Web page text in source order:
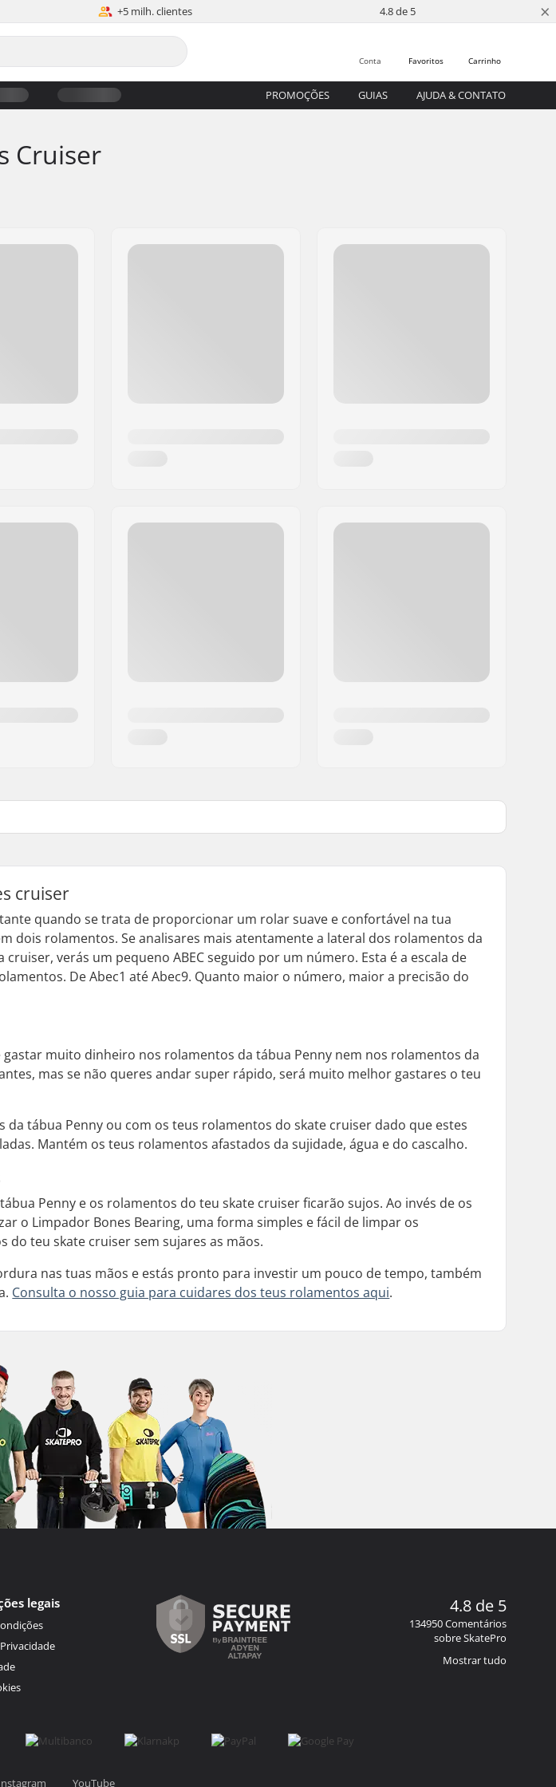
+5 milh. clientes 4.8 de 5 ×
Carrinho
Favoritos
Conta
PROMOÇÕES GUIAS AJUDA & CONTATO
Cruiser
cruiser
quando se trata de proporcionar um rolar suave e confortável na tua
dois rolamentos. Se analisares mais atentamente a lateral dos rolamentos da
cruiser, verás um pequeno ABEC seguido por um número. Esta é a escala de
De Abec1 até Abec9. Quanto maior o número, maior a precisão do
gastar muito dinheiro nos rolamentos da tábua Penny nem nos rolamentos da
mas se não queres andar super rápido, será muito melhor gastares o teu
da tábua Penny ou com os teus rolamentos doskate cruiser dado que estes
Mantém os teus rolamentos afastados da sujidade, água e do cascalho.
Penny e os rolamentos do teuskate cruiserficarão sujos. Ao invés de os
o Limpador Bones Bearing, uma forma simples e fácil de limpar os
do teuskate cruisersem sujares as mãos.
nas tuas mãos e estás pronto para investir um pouco de tempo, também
Consulta o nosso guia para cuidares dos teus rolamentos aqui.
legais 4.8 de 5
134950 Comentários
sobre SkatePro
Mostrar tudo
YouTube